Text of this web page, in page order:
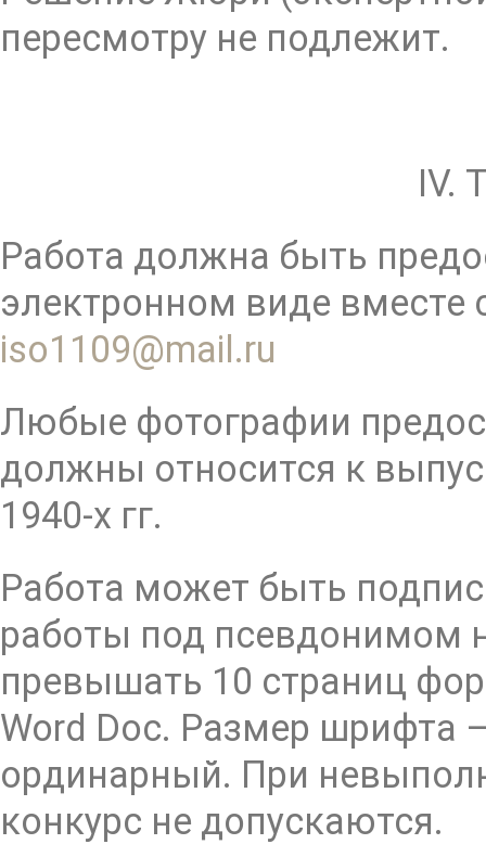
пересмотру не подлежит.
IV.
Работа должна быть
электронном виде вместе
iso1109@mail.ru
Любые фотографии
должны относится к
1940-х гг.
Работа может быть
работы под псевдонимом
превышать 10 страниц
Word Doc. Размер шрифта
ординарный. При
конкурс не допускаются.